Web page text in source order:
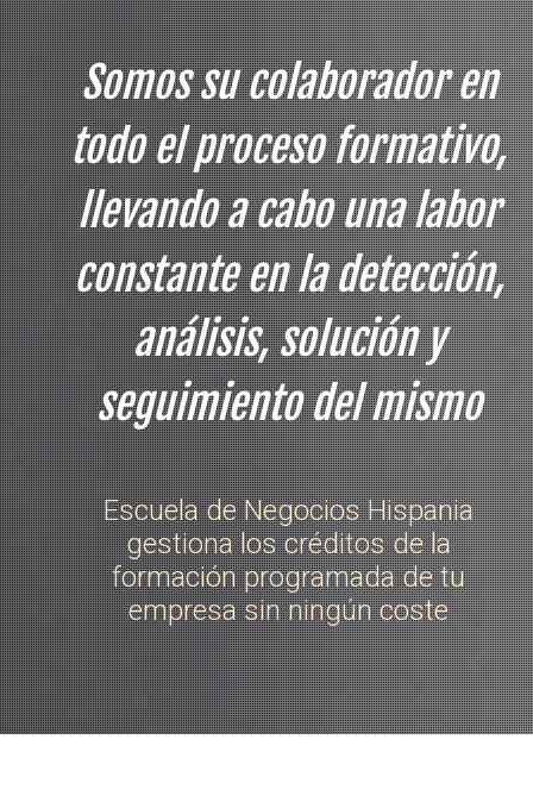
Somos su colaborador en
todo el proceso formativo,
llevando a cabo una labor
constante en la detección,
análisis, solución y
seguimiento del mismo
Escuela de Negocios Hispania
gestiona los créditos de la
formación programada de tu
empresa sin ningún coste